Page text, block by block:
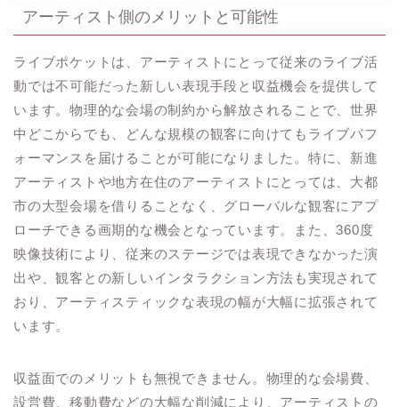
アーティスト側のメリットと可能性
ライブポケットは、アーティストにとって従来のライブ活
動では不可能だった新しい表現手段と収益機会を提供して
います。物理的な会場の制約から解放されることで、世界
中どこからでも、どんな規模の観客に向けてもライブパフ
ォーマンスを届けることが可能になりました。特に、新進
アーティストや地方在住のアーティストにとっては、大都
市の大型会場を借りることなく、グローバルな観客にアプ
ローチできる画期的な機会となっています。また、360度
映像技術により、従来のステージでは表現できなかった演
出や、観客との新しいインタラクション方法も実現されて
おり、アーティスティックな表現の幅が大幅に拡張されて
います。
収益面でのメリットも無視できません。物理的な会場費、
設営費、移動費などの大幅な削減により、アーティストの